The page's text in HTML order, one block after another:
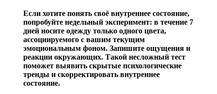
Если хотите понять своё внутреннее состояние,
попробуйте недельный эксперимент: в течение 7
дней носите одежду только одного цвета,
ассоциируемого с вашим текущим
эмоциональным фоном. Запишите ощущения и
реакции окружающих. Такой несложный тест
поможет выявить скрытые психологические
тренды и скорректировать внутреннее
состояние.